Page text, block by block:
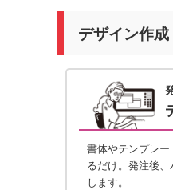
デザイン作
書体やテンプレ
るだけ。発注後
します。